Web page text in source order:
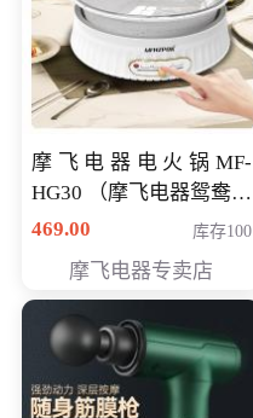
摩飞电器电火锅MF-
HG30 （摩飞电器鸳鸯锅
MF-HG30 ） 会员专享价
469.00 库存100
摩飞电器专卖店